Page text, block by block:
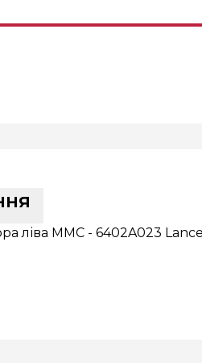
ліва MMC - 6402A023